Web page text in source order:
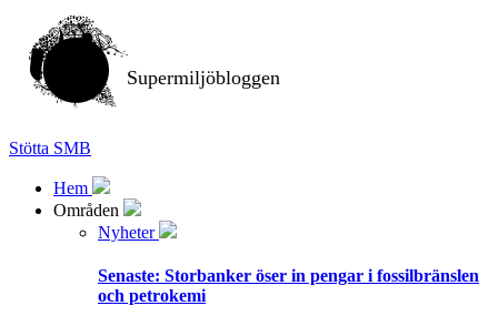
Supermiljöbloggen
Stötta SMB
Hem
Områden
Nyheter
Senaste: Storbanker öser in pengar i fossilbränslen
och petrokemi